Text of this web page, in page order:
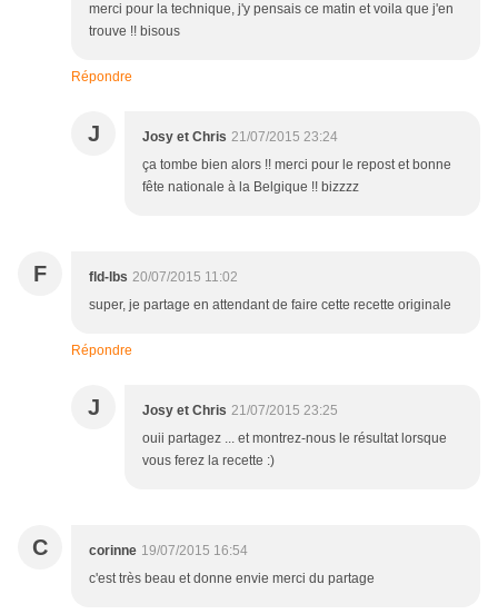
merci pour la technique, j'y pensais ce matin et voila que j'en
trouve !! bisous
Répondre
J Josy et Chris 21/07/2015 23:24
ça tombe bien alors !! merci pour le repost et bonne
fête nationale à la Belgique !! bizzzz
F fld-lbs 20/07/2015 11:02
super, je partage en attendant de faire cette recette originale
Répondre
J Josy et Chris 21/07/2015 23:25
ouii partagez ... et montrez-nous le résultat lorsque
vous ferez la recette :)
C corinne 19/07/2015 16:54
c'est très beau et donne envie merci du partage